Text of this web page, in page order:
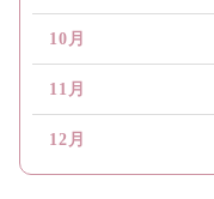
10月
11月
12月